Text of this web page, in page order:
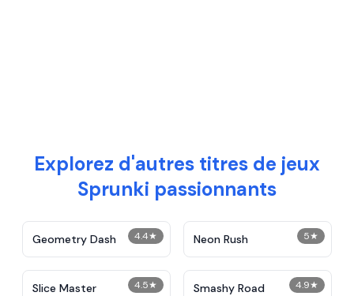
Explorez d'autres titres de jeux
Sprunki passionnants
4.4★
Geometry Dash 5★
Neon Rush
4.5★
Slice Master 4.9★
Smashy Road